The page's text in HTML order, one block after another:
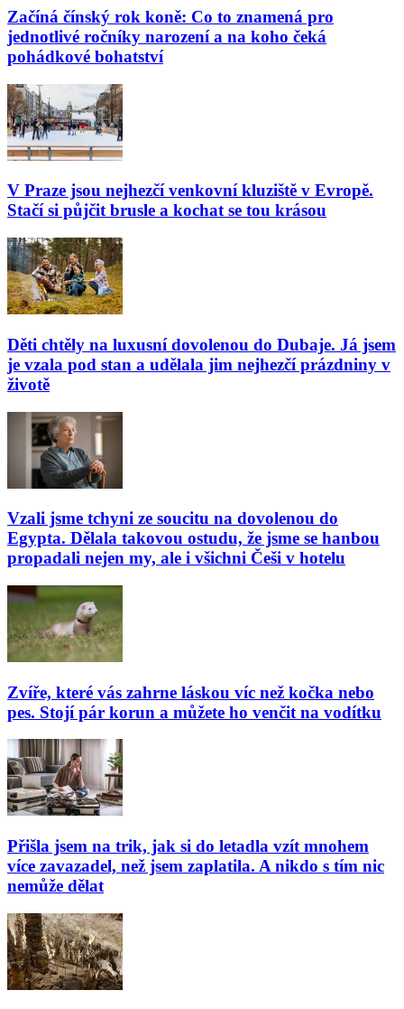
Začíná čínský rok koně: Co to znamená pro
jednotlivé ročníky narození a na koho čeká
pohádkové bohatství
V Praze jsou nejhezčí venkovní kluziště v Evropě.
Stačí si půjčit brusle a kochat se tou krásou
Děti chtěly na luxusní dovolenou do Dubaje. Já jsem
je vzala pod stan a udělala jim nejhezčí prázdniny v
životě
Vzali jsme tchyni ze soucitu na dovolenou do
Egypta. Dělala takovou ostudu, že jsme se hanbou
propadali nejen my, ale i všichni Češi v hotelu
Zvíře, které vás zahrne láskou víc než kočka nebo
pes. Stojí pár korun a můžete ho venčit na vodítku
Přišla jsem na trik, jak si do letadla vzít mnohem
více zavazadel, než jsem zaplatila. A nikdo s tím nic
nemůže dělat